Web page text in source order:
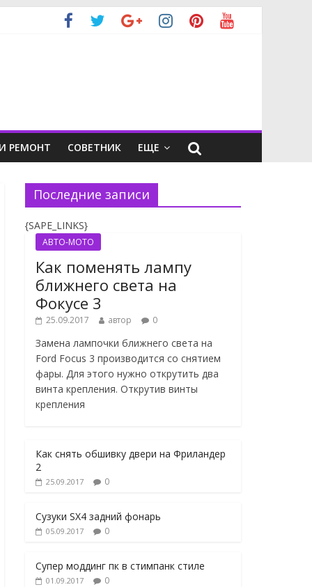
РЕМОНТ СОВЕТНИК ЕЩЕ
Последние записи
{SAPE_LINKS}
АВТО-МОТО
Как поменять лампу
ближнего света на
Фокусе 3
25.09.2017 автор 0
Замена лампочки ближнего света на
Ford Focus 3 производится со снятием
фары. Для этого нужно открутить два
винта крепления. Открутив винты
крепления
Как снять обшивку двери на Фриландер
2
25.09.2017 0
Сузуки SX4 задний фонарь
05.09.2017 0
Супер моддинг пк в стимпанк стиле
01.09.2017 0